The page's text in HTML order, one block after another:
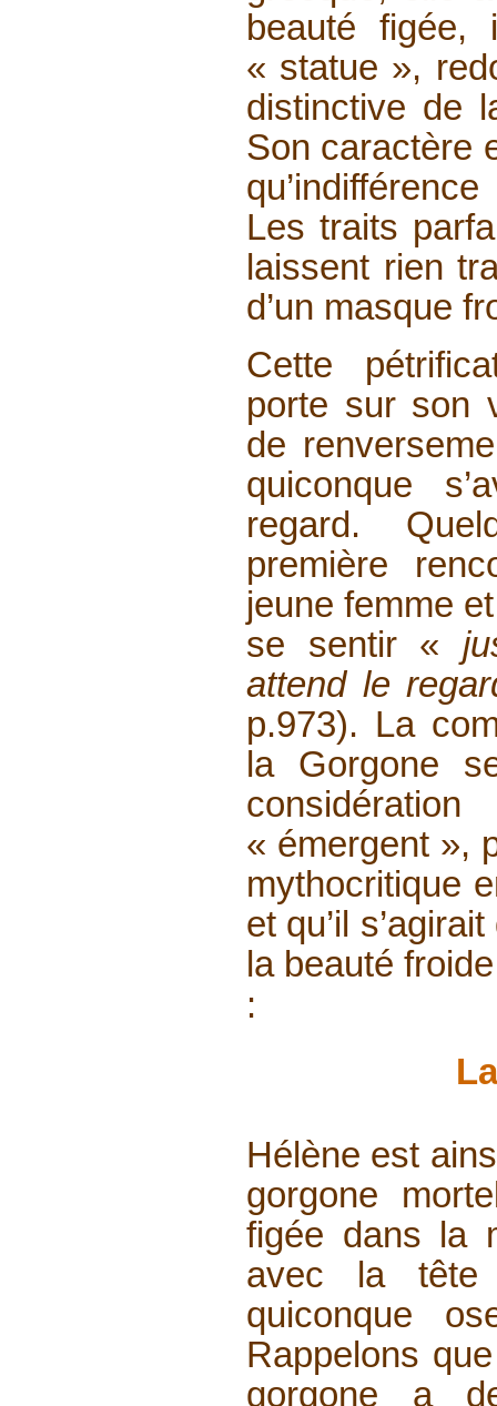
beauté figée,
« statue »,
distinctive de
Son caractère
Les traits
laissent rien
d’un masque
Cette
porte sur son
de
quiconque
regard.
première
jeune femme
se sentir «
attend le
p.973). La
la Gorgone
« émergent »,
mythocritique
et qu’il
la beauté
:
Hélène est
gorgone
figée dans la
avec la tête
quiconque
Rappelons
gorgone a